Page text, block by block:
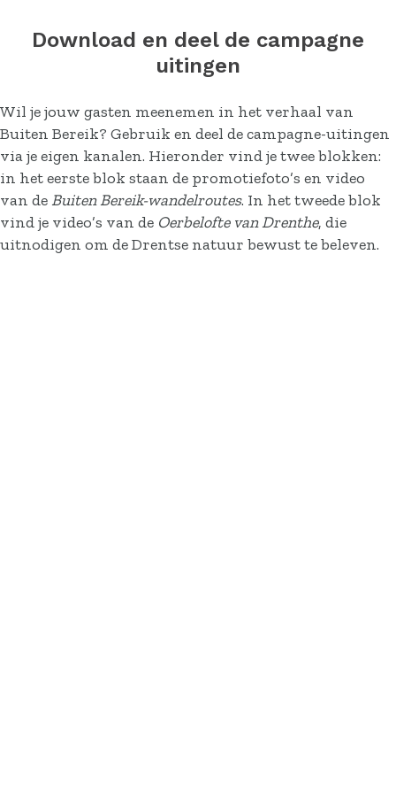
Download en deel de campagne
uitingen
Wil je jouw gasten meenemen in het verhaal van
Buiten Bereik? Gebruik en deel de campagne-uitingen
via je eigen kanalen. Hieronder vind je twee blokken:
in het eerste blok staan de promotiefoto’s en video
van de Buiten Bereik-wandelroutes. In het tweede blok
vind je video’s van de Oerbelofte van Drenthe, die
uitnodigen om de Drentse natuur bewust te beleven.